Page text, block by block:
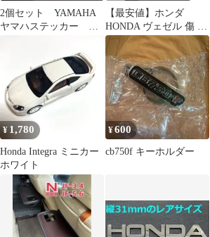
2個セット YAMAHA
ヤマハステッカー バ
【最安値】ホンダ
HONDA ヴェゼル 傷 ド
ア 車 サイドステップガ
ード
¥ 1,780
Honda Integra ミニカー
ホワイト
¥600
cb750f キーホルダー